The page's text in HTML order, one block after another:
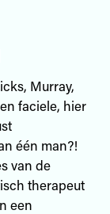
Murray,
faciele, hier
één man?!
van de
therapeut
een